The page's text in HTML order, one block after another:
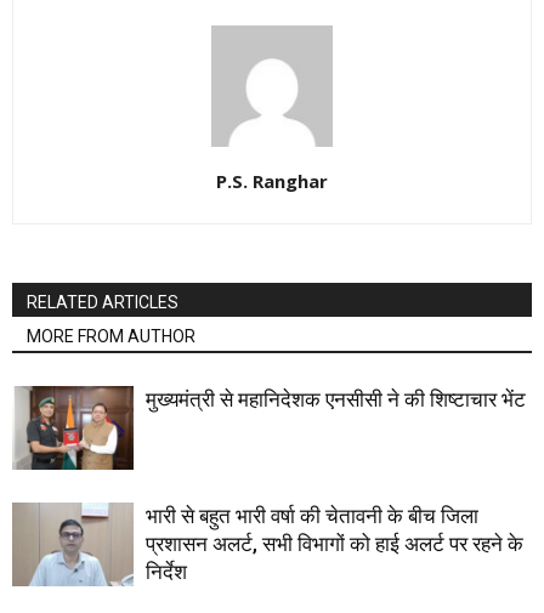
P.S. Ranghar
RELATED ARTICLES
MORE FROM AUTHOR
मुख्यमंत्री से महानिदेशक एनसीसी ने की शिष्टाचार भेंट
भारी से बहुत भारी वर्षा की चेतावनी के बीच जिला
प्रशासन अलर्ट, सभी विभागों को हाई अलर्ट पर रहने के
निर्देश